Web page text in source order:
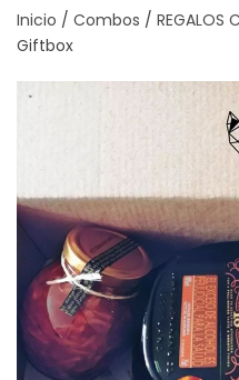
Inicio / Combos / REGALOS
Giftbox